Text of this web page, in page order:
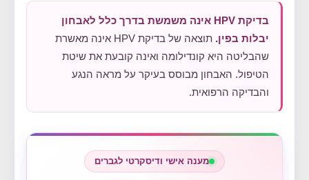
בדיקת HPV אינה משמשת בדרך כלל לאבחון
יבלות בפין.
תוצאה של בדיקת HPV אינה מאשרת
שהבליטה היא קונדילומה ואינה קובעת את שיטת
הטיפול. האבחון מבוסס בעיקר על מראה הנגע
והבדיקה הרפואית.
מענה אישי ודיסקרטי לגברים